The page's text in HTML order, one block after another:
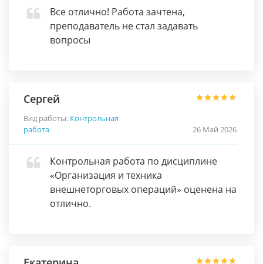
Все отлично! Работа зачтена,
преподаватель не стал задавать
вопросы
Сергей
Вид работы: Контрольная
работа
26 Май 2026
Контрольная работа по дисциплине
«Организация и техника
внешнеторговых операций» оценена на
отлично.